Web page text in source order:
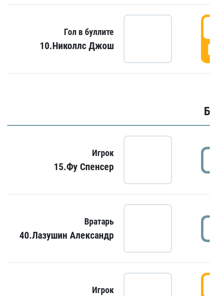
Гол в буллите
10.Николлс Джош
Игрок
15.Фу Спенсер
Вратарь
40.Лазушин Александр
Игрок